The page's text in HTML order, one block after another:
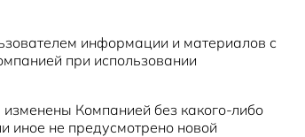
информации и материалов с
при использовании
Компанией без какого-либо
иное не предусмотрено новой